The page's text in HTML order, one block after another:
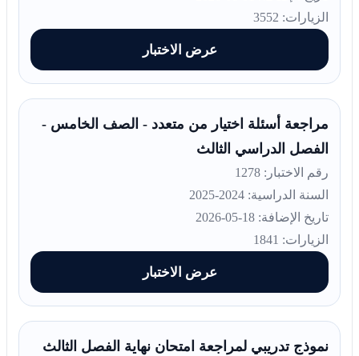
الزيارات: 3552
عرض الاختبار
مراجعة أسئلة اختيار من متعدد - الصف الخامس -
الفصل الدراسي الثالث
رقم الاختبار: 1278
السنة الدراسية: 2024-2025
تاريخ الإضافة: 18-05-2026
الزيارات: 1841
عرض الاختبار
نموذج تدريبي لمراجعة امتحان نهاية الفصل الثالث